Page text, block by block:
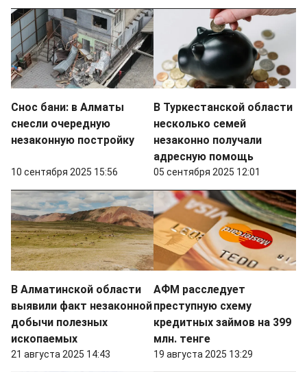
Снос бани: в Алматы
снесли очередную
незаконную постройку
10 сентября 2025 15:56
В Туркестанской области
несколько семей
незаконно получали
адресную помощь
05 сентября 2025 12:01
В Алматинской области
выявили факт незаконной
добычи полезных
ископаемых
21 августа 2025 14:43
АФМ расследует
преступную схему
кредитных займов на 399
млн. тенге
19 августа 2025 13:29